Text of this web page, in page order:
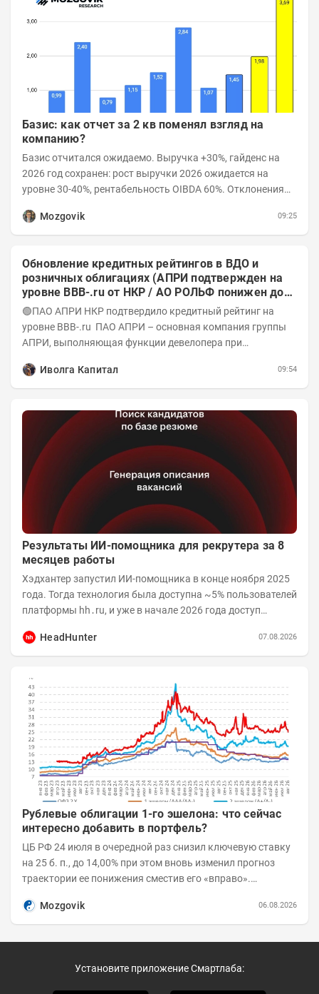
Базис: как отчет за 2 кв поменял взгляд на
компанию?
Базис отчитался ожидаемо. Выручка +30%, гайденс на
2026 год сохранен: рост выручки 2026 ожидается на
уровне 30-40%, рентабельность OIBDA 60%. Отклонения
Mozgovik
09:25
Обновление кредитных рейтингов в ВДО и
розничных облигациях (АПРИ подтвержден на
уровне BBB-.ru от НКР / АО РОЛЬФ понижен до
А-(RU) / Элит Строй присвоен на уровне BBB.ru)
🟢ПАО АПРИ НКР подтвердило кредитный рейтинг на
уровне BBB-.ru ПАО АПРИ – основная компания группы
АПРИ, выполняющая функции девелопера при
Иволга Капитал
09:54
Результаты ИИ-помощника для рекрутера за 8
месяцев работы
Хэдхантер запустил ИИ-помощника в конце ноября 2025
года. Тогда технология была доступна ~5% пользователей
платформы hh․ru, и уже в начале 2026 года доступ
HeadHunter
07.08.2026
Рублевые облигации 1-го эшелона: что сейчас
интересно добавить в портфель?
ЦБ РФ 24 июля в очередной раз снизил ключевую ставку
на 25 б. п., до 14,00% при этом вновь изменил прогноз
траектории ее понижения сместив его «вправо».
Mozgovik
06.08.2026
Установите приложение Смартлаба: